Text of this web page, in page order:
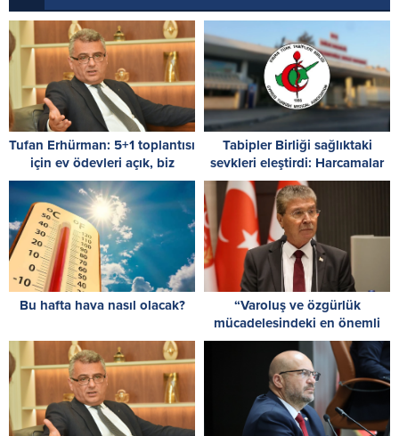
Tufan Erhürman: 5+1 toplantısı
için ev ödevleri açık, biz
hazırız
Tabipler Birliği sağlıktaki
sevkleri eleştirdi: Harcamalar
kamuoyuyla paylaşılmalı!
Bu hafta hava nasıl olacak?
“Varoluş ve özgürlük
mücadelesindeki en önemli
dönüm noktalarından biri”